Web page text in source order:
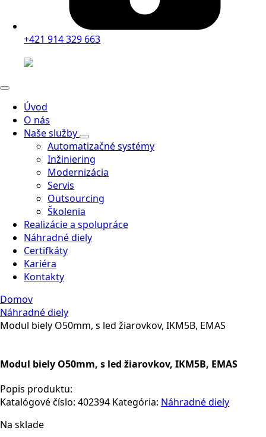
+421 914 329 663
Úvod
O nás
Naše služby
Automatizačné systémy
Inžiniering
Modernizácia
Servis
Outsourcing
Školenia
Realizácie a spolupráce
Náhradné diely
Certifkáty
Kariéra
Kontakty
Domov
Náhradné diely
Modul biely O50mm, s led žiarovkov, IKM5B, EMAS
Modul biely O50mm, s led žiarovkov, IKM5B, EMAS
Popis produktu:
Katalógové číslo: 402394 Kategória: Náhradné diely
Na sklade